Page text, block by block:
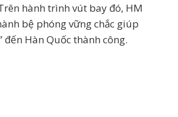
hành trình vút bay đó, HM
bệ phóng vững chắc giúp
đến Hàn Quốc thành công.